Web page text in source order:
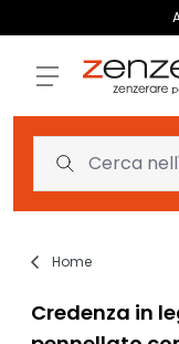
Home
Credenza in